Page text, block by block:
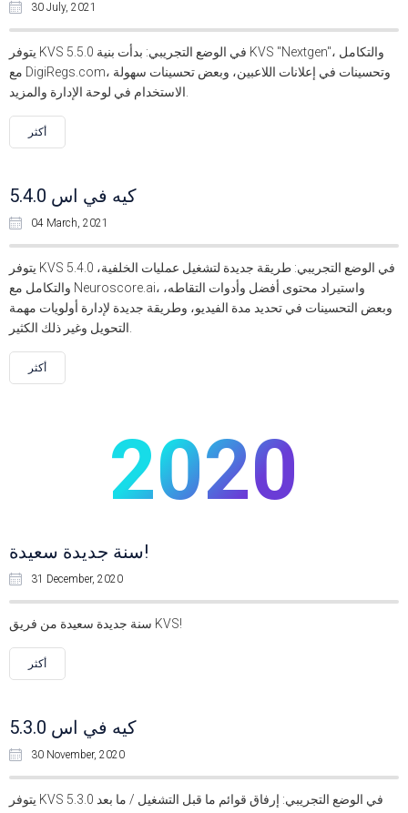
30 July, 2021
يتوفر KVS 5.5.0 في الوضع التجريبي: بدأت بنية KVS "Nextgen"، والتكامل
مع DigiRegs.com، وتحسينات في إعلانات اللاعبين، وبعض تحسينات سهولة
أكثر
كيه في اس 5.4.0
04 March, 2021
يتوفر KVS 5.4.0 في الوضع التجريبي: طريقة جديدة لتشغيل عمليات الخلفية،
والتكامل مع Neuroscore.ai، واستيراد محتوى أفضل وأدوات التقاطه،
وبعض التحسينات في تحديد مدة الفيديو، وطريقة جديدة لإدارة أولويات مهمة
أكثر
2020
سنة جديدة سعيدة!
31 December, 2020
سنة جديدة سعيدة من فريق KVS!
أكثر
كيه في اس 5.3.0
30 November, 2020
يتوفر KVS 5.3.0 في الوضع التجريبي: إرفاق قوائم ما قبل التشغيل / ما بعد